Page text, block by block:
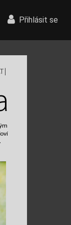
T |
Přihlásit se